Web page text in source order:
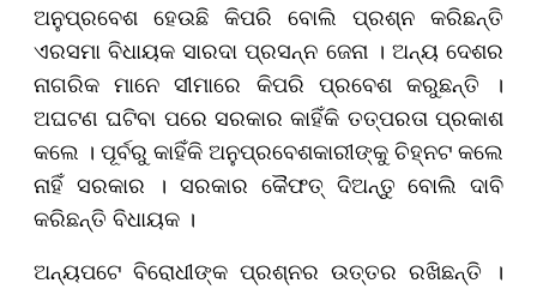
ଅନୁପ୍ରବେଶ ହେଉଛି କିପରି ବୋଲି ପ୍ରଶ୍ନ କରିଛନ୍ତି
ଏରସମା ବିଧାୟକସାରଦା ପ୍ରସନ୍ନ ଜେନା । ଅନ୍ୟ ଦେଶର
ନାଗରିକ ମାନେ ସୀମାରେ କିପରି ପ୍ରବେଶ କରୁଛନ୍ତି ।
ଅଘଟଣ ଘଟିବା ପରେ ସରକାର କାହିଁକି ତତ୍ପରତା ପ୍ରକାଶ
କଲେ । ପୂର୍ବରୁ କାହିଁକି ଅନୁପ୍ରବେଶକାରୀଙ୍କୁ ଚିହ୍ନଟ କଲେ
ନାହିଁ ସରକାର । ସରକାର କୈଫତ୍ ଦିଅନ୍ତୁ ବୋଲି ଦାବି
କରିଛନ୍ତି ବିଧାୟକ ।
ଅନ୍ୟପଟେ ବିରୋଧୀଙ୍କ ପ୍ରଶ୍ନର ଉତ୍ତର ରଖିଛନ୍ତି ।